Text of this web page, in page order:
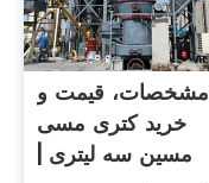
مشخصات، قیمت و
خرید کتری مسی
مسین سه لیتری |